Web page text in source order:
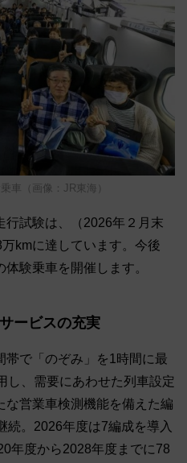
車（画像：JR東海）
行試験は、（2026年２月末
kmに達しています。今後
験乗車を開催します。
ービスの充実
帯で「のぞみ」を1時間に最
し、需要にあわせた列車設定
な営業車検測機能を備えた編
続。2026年度は7編成を導入
年度から2028年度までに78